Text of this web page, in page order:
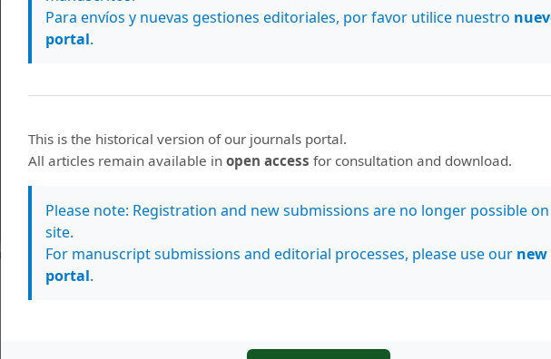
Para envíos y nuevas gestiones editoriales, por favor utilice nuestro
portal.
This is the historical version of our journals portal.
All articles remain available in open access for consultation and download.
Please note: Registration and new submissions are no longer possible
site.
For manuscript submissions and editorial processes, please use our new
portal.